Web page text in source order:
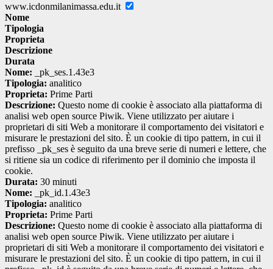
www.icdonmilanimassa.edu.it
Nome
Tipologia
Proprieta
Descrizione
Durata
Nome: _pk_ses.1.43e3
Tipologia: analitico
Proprieta: Prime Parti
Descrizione: Questo nome di cookie è associato alla piattaforma di
analisi web open source Piwik. Viene utilizzato per aiutare i
proprietari di siti Web a monitorare il comportamento dei visitatori e
misurare le prestazioni del sito. È un cookie di tipo pattern, in cui il
prefisso _pk_ses è seguito da una breve serie di numeri e lettere, che
si ritiene sia un codice di riferimento per il dominio che imposta il
cookie.
Durata: 30 minuti
Nome: _pk_id.1.43e3
Tipologia: analitico
Proprieta: Prime Parti
Descrizione: Questo nome di cookie è associato alla piattaforma di
analisi web open source Piwik. Viene utilizzato per aiutare i
proprietari di siti Web a monitorare il comportamento dei visitatori e
misurare le prestazioni del sito. È un cookie di tipo pattern, in cui il